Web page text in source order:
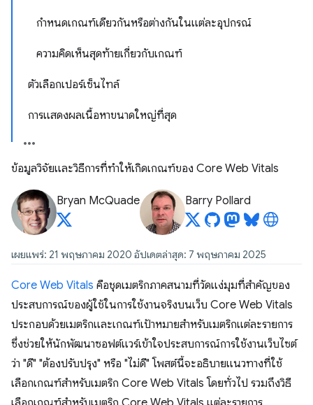
กำหนดเกณฑ์เดียวกันหรือต่างกันในแต่ละอุปกรณ์
ความคิดเห็นสุดท้ายเกี่ยวกับเกณฑ์
ตัวเลือกเปอร์เซ็นไทล์
การแสดงผลเนื้อหาขนาดใหญ่ที่สุด
ข้อมูลวิจัยและวิธีการที่ทำให้เกิดเกณฑ์ของ Core Web Vitals
Bryan McQuade Barry Pollard
เผยแพร่: 21 พฤษภาคม 2020 อัปเดตล่าสุด: 7 พฤษภาคม 2025
Core Web Vitals คือชุดเมตริกภาคสนามที่วัดแง่มุมที่สําคัญของ
ประสบการณ์ของผู้ใช้ในการใช้งานจริงบนเว็บ Core Web Vitals
ประกอบด้วยเมตริกและเกณฑ์เป้าหมายสำหรับเมตริกแต่ละรายการ
ซึ่งช่วยให้นักพัฒนาซอฟต์แวร์เข้าใจประสบการณ์การใช้งานเว็บไซต์
ว่า "ดี" "ต้องปรับปรุง" หรือ "ไม่ดี" โพสต์นี้จะอธิบายแนวทางที่ใช้
เลือกเกณฑ์สําหรับเมตริก Core Web Vitals โดยทั่วไป รวมถึงวิธี